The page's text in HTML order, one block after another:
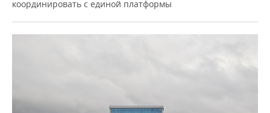
координировать с единой платформы